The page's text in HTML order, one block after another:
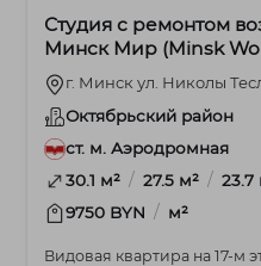
Студия с ремонтом
Минск Мир (Minsk
г. Минск ул. Николы
Октябрьский район
ст. м. Аэродромная
30.1 м² / 27.5 м² / 23.7
9750 BYN / м²
Видовая квартира на 17‑м